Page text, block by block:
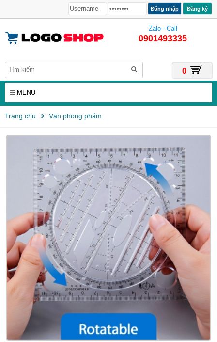
Đăng ký
Zalo - Call
0901493335
0
MENU
Trang chủ Văn phòng phẩm